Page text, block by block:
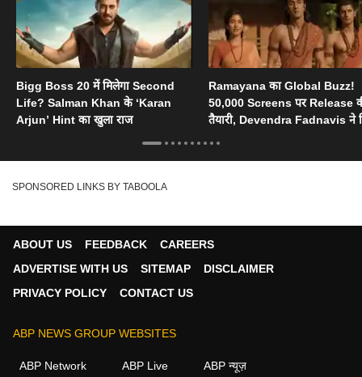
Bigg Boss 20 में मिलेगा Second
Life? Salman Khan के ‘Karan
Arjun’ Hint का खुला राज
Ramayana का Global Buzz!
50,000 Screens पर Release
तैयारी, Devendra Fadnavis ने
SPONSORED LINKS BY TABOOLA
ABOUT US FEEDBACK
CAREERS
ADVERTISE WITH US
SITEMAP
DISCLAIMER
PRIVACY POLICY
CONTACT US
ABP NEWS GROUP WEBSITES
ABP Network ABP Live ABP न्यूज़